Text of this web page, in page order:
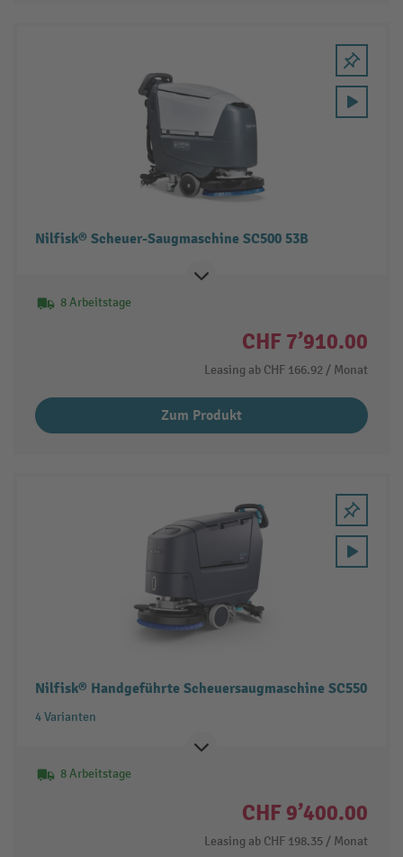
Nilfisk® Scheuer-Saugmaschine SC500 53B
8 Arbeitstage
CHF 7’910.00
Leasing ab CHF 166.92 / Monat
Zum Produkt
Nilfisk® Handgeführte Scheuersaugmaschine SC550
4 Varianten
8 Arbeitstage
CHF 9’400.00
Leasing ab CHF 198.35/ Monat